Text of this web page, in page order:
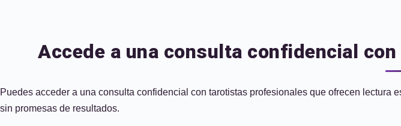
Accede a una consulta confidencial
Puedes acceder a una consulta confidencial con tarotistas profesionales que ofrecen
sin promesas de resultados.